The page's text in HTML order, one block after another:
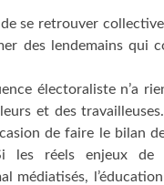
se retrouver
des lendemains qui
électoraliste n’a
et des
de faire le bilan
les réels enjeux de
médiatisés,